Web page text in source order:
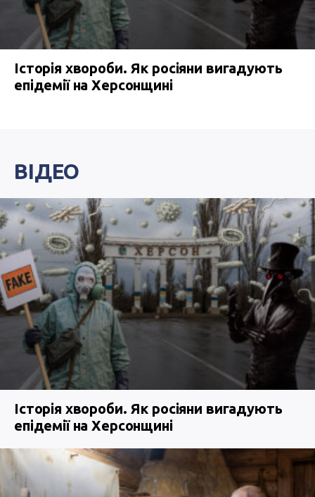
Історія хвороби. Як росіяни вигадують
епідемії на Херсонщині
ВІДЕО
Історія хвороби. Як росіяни вигадують
епідемії на Херсонщині